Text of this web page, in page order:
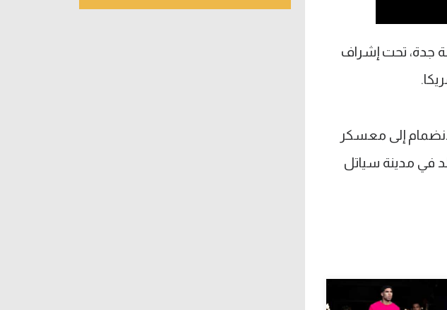
جدة، تحت إشراف
إلى معسكر
ملعب لومن فيلد في مدينة سياتل